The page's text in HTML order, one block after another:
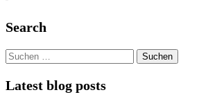
Search
Suchen
nach:
Latest blog posts